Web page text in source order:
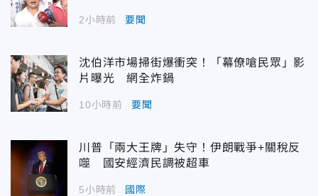
2小時前 要聞
沈伯洋市場掃街爆衝突！「幕僚嗆民眾」影
片曝光 網全炸鍋
10小時前 要聞
川普「兩大王牌」失守！伊朗戰爭+關稅反
噬 國安經濟民調被超車
5小時前 國際